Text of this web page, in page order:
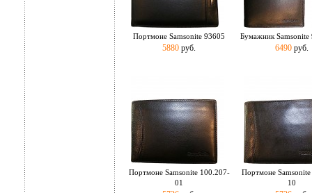
Портмоне Samsonite 93605
5880 руб.
Бумажник
6490 руб.
Портмоне Samsonite 100.207-
01
Портмоне
10